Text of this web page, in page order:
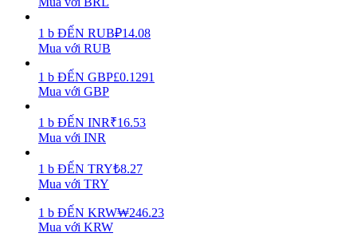
Power Piggy
Làm cho tài sản của bạn tăng giá trị đều đặn
Staking
1 b ĐẾN RUB₽14.08
Mua với RUB
1 b ĐẾN GBP£0.1291
Mua với GBP
1 b ĐẾN INR₹16.53
Mua với INR
1 b ĐẾN TRY₺8.27
Mua với TRY
1 b ĐẾN KRW₩246.23
Mua với KRW